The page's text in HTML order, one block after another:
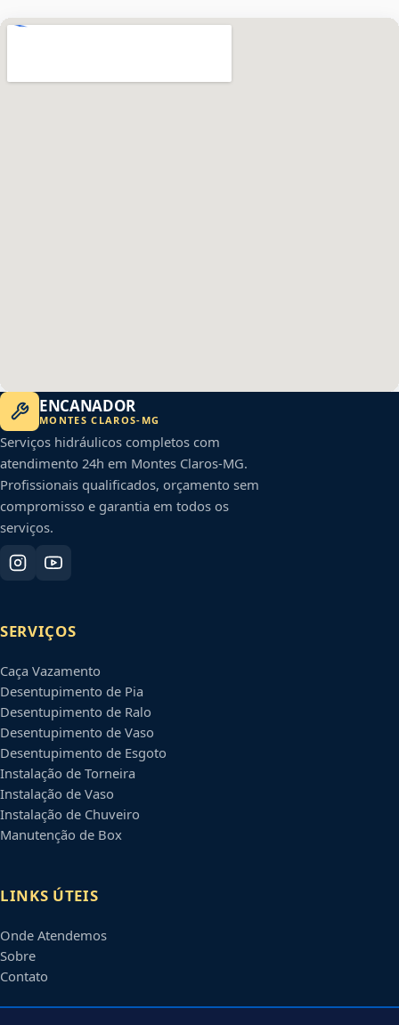
ENCANADOR
MONTES CLAROS- MG
Serviços hidráulicos completos com
atendimento 24h em Montes Claros-MG.
Profissionais qualificados, orçamento sem
compromisso e garantia em todos os
serviços.
SERVIÇOS
Caça Vazamento
Desentupimento de Pia
Desentupimento de Ralo
Desentupimento de Vaso
Desentupimento de Esgoto
Instalação de Torneira
Instalação de Vaso
Instalação de Chuveiro
Manutenção de Box
LINKS ÚTEIS
Onde Atendemos
Sobre
Contato